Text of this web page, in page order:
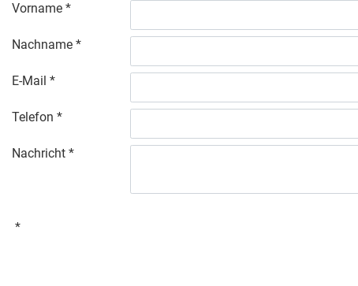
Vorname
Nachname
E-Mail
Telefon
Nachricht